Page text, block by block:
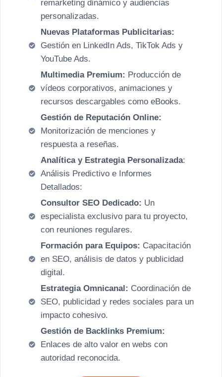
remarketing dinámico y audiencias
personalizadas.
Nuevas Plataformas Publicitarias:
Gestión en LinkedIn Ads, TikTok Ads y
YouTube Ads.
Multimedia Premium: Producción de
vídeos corporativos, animaciones y
recursos descargables como eBooks.
Gestión de Reputación Online:
Monitorización de menciones y
respuesta a reseñas.
Analítica y Estrategia Personalizada:
Análisis Predictivo e Informes
Detallados:
Consultor SEO Dedicado: Un
especialista exclusivo para tu proyecto,
con reuniones regulares.
Formación para Equipos: Capacitación
en SEO, análisis de datos y publicidad
digital.
Estrategia Omnicanal: Coordinación de
SEO, publicidad y redes sociales para un
impacto cohesivo.
Gestión de Backlinks Premium:
Enlaces de alto valor en webs con
autoridad reconocida.